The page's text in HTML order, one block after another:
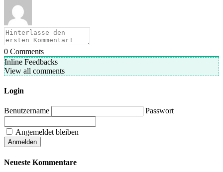
0 Comments
Inline Feedbacks
View all comments
Login
Benutzername Passwort
Angemeldet bleiben
Neueste Kommentare